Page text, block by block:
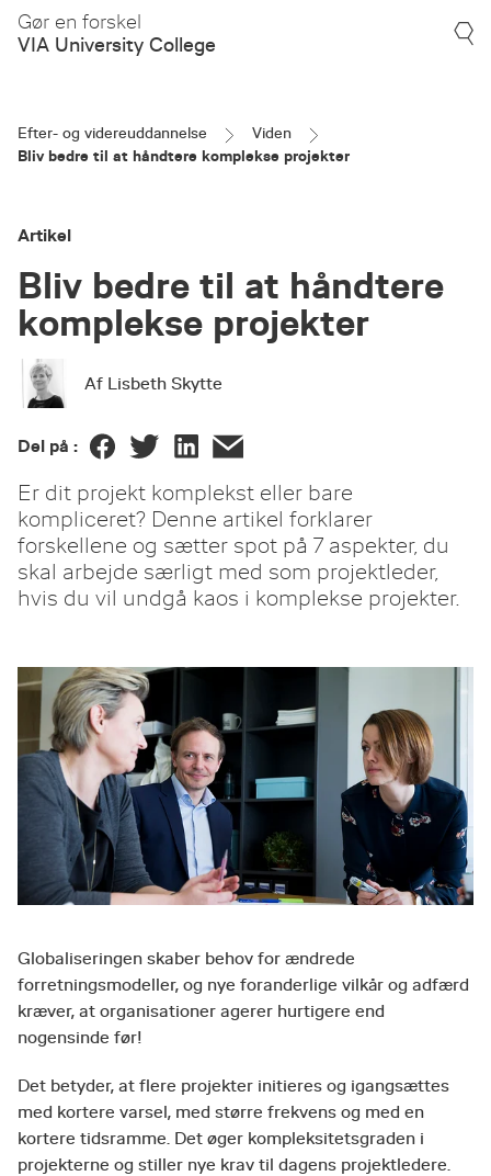
Gør en forskel
VIA University College
Efter- og videreuddannelse
Viden
Bliv bedre til at håndtere komplekse projekter
Artikel
Bliv bedre til at håndtere
komplekse projekter
Af Lisbeth Skytte
Del på :
Er dit projekt komplekst eller bare
kompliceret? Denne artikel forklarer
forskellene og sætter spot på 7 aspekter, du
skal arbejde særligt med som projektleder,
hvis du vil undgå kaos i komplekse projekter.
Globaliseringen skaber behov for ændrede
forretningsmodeller, og nye foranderlige vilkår og adfærd
kræver, at organisationer agerer hurtigere end
nogensinde før!
Det betyder, at flere projekter initieres og igangsættes
med kortere varsel, med større frekvens og med en
kortere tidsramme. Det øger kompleksitetsgraden i
projekterne og stiller nye krav til dagens projektledere.